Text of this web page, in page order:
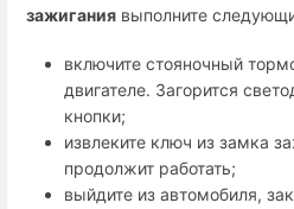
зажигания выполните
включите стояночный
двигателе. Загорится
кнопки;
извлеките ключ из замка
продолжит работать;
выйдите из автомобиля,